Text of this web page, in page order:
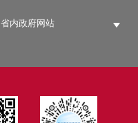
省内政府网站